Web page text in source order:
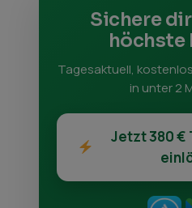
Sichere
höchste
Tagesaktuell,
in unter 2
Jetzt 380 €